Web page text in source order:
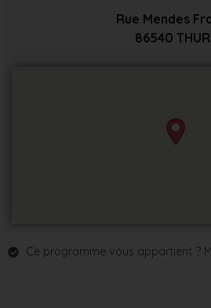
Rue Mendes
86540
Ce programme vous appartient ?